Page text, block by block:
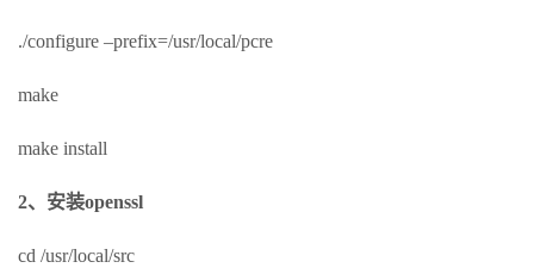
./configure –prefix=/usr/local/pcre
make
make install
2、安装openssl
cd /usr/local/src